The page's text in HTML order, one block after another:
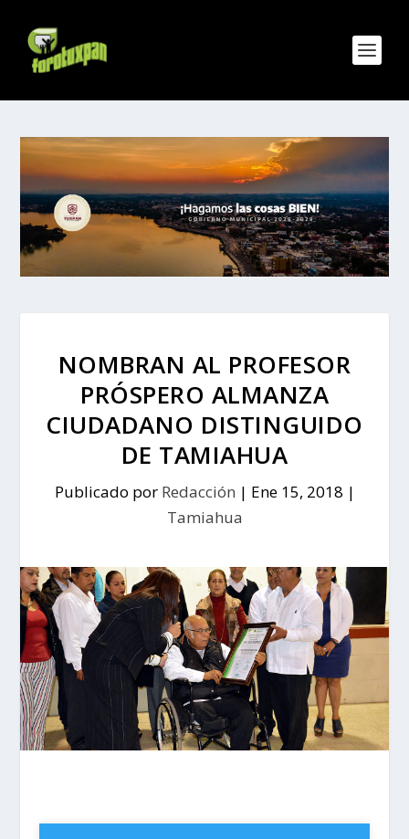
NOMBRAN AL PROFESOR
PRÓSPERO ALMANZA
CIUDADANO DISTINGUIDO
DE TAMIAHUA
Publicado por Redacción | Ene 15, 2018 |
Tamiahua